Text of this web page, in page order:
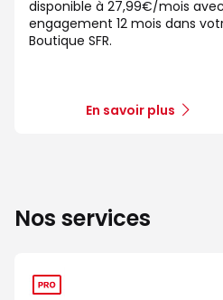
disponible à 27,99€/mois avec
engagement 12 mois dans
Boutique SFR.
En savoir plus
Nos services